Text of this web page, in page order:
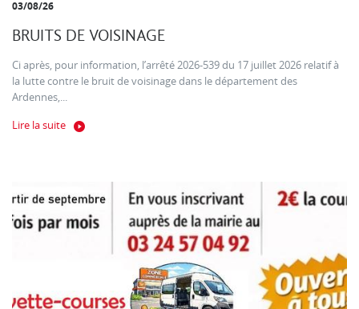
03/08/26
BRUITS DE VOISINAGE
Ci après, pour information, l’arrêté 2026-539 du 17 juillet 2026 relatif à
la lutte contre le bruit de voisinage dans le département des
Ardennes,...
Lire la suite